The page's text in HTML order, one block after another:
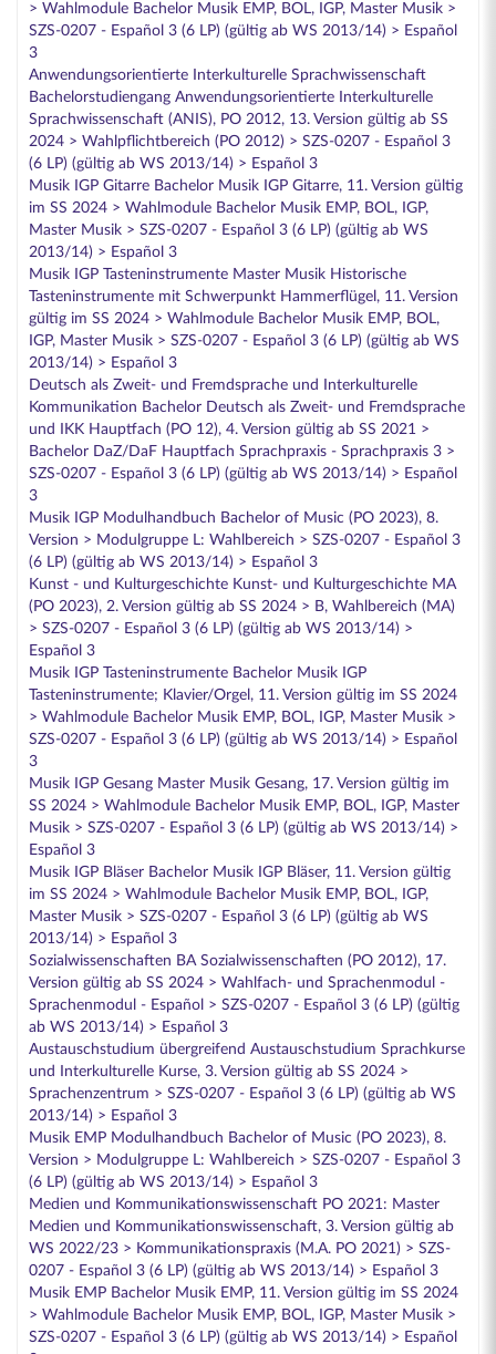
> Wahlmodule Bachelor Musik EMP, BOL, IGP, Master Musik >
SZS-0207 - Español 3 (6 LP) (gültig ab WS 2013/14) > Español
3
Anwendungsorientierte Interkulturelle Sprachwissenschaft
Bachelorstudiengang Anwendungsorientierte Interkulturelle
Sprachwissenschaft (ANIS), PO 2012, 13. Version gültig ab SS
2024 > Wahlpflichtbereich (PO 2012) > SZS-0207 - Español 3
(6 LP) (gültig ab WS 2013/14) > Español 3
Musik IGP Gitarre Bachelor Musik IGP Gitarre, 11. Version gültig
im SS 2024 > Wahlmodule Bachelor Musik EMP, BOL, IGP,
Master Musik > SZS-0207 - Español 3 (6 LP) (gültig ab WS
2013/14) > Español 3
Musik IGP Tasteninstrumente Master Musik Historische
Tasteninstrumente mit Schwerpunkt Hammerflügel, 11. Version
gültig im SS 2024 > Wahlmodule Bachelor Musik EMP, BOL,
IGP, Master Musik > SZS-0207 - Español 3 (6 LP) (gültig ab WS
2013/14) > Español 3
Deutsch als Zweit- und Fremdsprache und Interkulturelle
Kommunikation Bachelor Deutsch als Zweit- und Fremdsprache
und IKK Hauptfach (PO 12), 4. Version gültig ab SS 2021 >
Bachelor DaZ/DaF Hauptfach Sprachpraxis - Sprachpraxis 3 >
SZS-0207 - Español 3 (6 LP) (gültig ab WS 2013/14) > Español
3
Musik IGP Modulhandbuch Bachelor of Music (PO 2023), 8.
Version > Modulgruppe L: Wahlbereich > SZS-0207 - Español 3
(6 LP) (gültig ab WS 2013/14) > Español 3
Kunst - und Kulturgeschichte Kunst- und Kulturgeschichte MA
(PO 2023), 2. Version gültig ab SS 2024 > B, Wahlbereich (MA)
> SZS-0207 - Español 3 (6 LP) (gültig ab WS 2013/14) >
Español 3
Musik IGP Tasteninstrumente Bachelor Musik IGP
Tasteninstrumente; Klavier/Orgel, 11. Version gültig im SS 2024
> Wahlmodule Bachelor Musik EMP, BOL, IGP, Master Musik >
SZS-0207 - Español 3 (6 LP) (gültig ab WS 2013/14) > Español
3
Musik IGP Gesang Master Musik Gesang, 17. Version gültig im
SS 2024 > Wahlmodule Bachelor Musik EMP, BOL, IGP, Master
Musik > SZS-0207 - Español 3 (6 LP) (gültig ab WS 2013/14) >
Español 3
Musik IGP Bläser Bachelor Musik IGP Bläser, 11. Version gültig
im SS 2024 > Wahlmodule Bachelor Musik EMP, BOL, IGP,
Master Musik > SZS-0207 - Español 3 (6 LP) (gültig ab WS
2013/14) > Español 3
Sozialwissenschaften BA Sozialwissenschaften (PO 2012), 17.
Version gültig ab SS 2024 > Wahlfach- und Sprachenmodul -
Sprachenmodul - Español > SZS-0207 - Español 3 (6 LP) (gültig
ab WS 2013/14) > Español 3
Austauschstudium übergreifend Austauschstudium Sprachkurse
und Interkulturelle Kurse, 3. Version gültig ab SS 2024 >
Sprachenzentrum > SZS-0207 - Español 3 (6 LP) (gültig ab WS
2013/14) > Español 3
Musik EMP Modulhandbuch Bachelor of Music (PO 2023), 8.
Version > Modulgruppe L: Wahlbereich > SZS-0207 - Español 3
(6 LP) (gültig ab WS 2013/14) > Español 3
Medien und Kommunikationswissenschaft PO 2021: Master
Medien und Kommunikationswissenschaft, 3. Version gültig ab
WS 2022/23 > Kommunikationspraxis (M.A. PO 2021) > SZS-
0207 - Español 3 (6 LP) (gültig ab WS 2013/14) > Español 3
Musik EMP Bachelor Musik EMP, 11. Version gültig im SS 2024
> Wahlmodule Bachelor Musik EMP, BOL, IGP, Master Musik >
SZS-0207 - Español 3 (6 LP) (gültig ab WS 2013/14) > Español